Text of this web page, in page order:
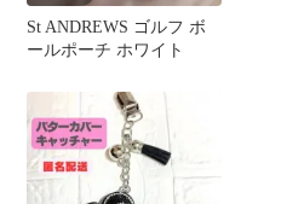
St ANDREWS ゴルフ ボ
ールポーチ ホワイト